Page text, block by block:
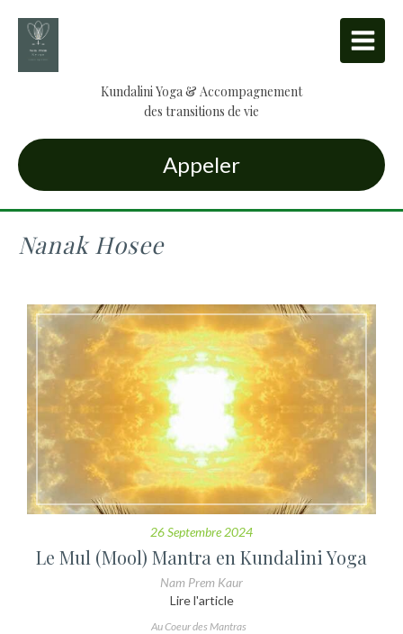
Kundalini Yoga & Accompagnement
des transitions de vie
Appeler
Nanak Hosee
26 Septembre 2024
Le Mul (Mool) Mantra en Kundalini Yoga
Nam Prem Kaur
Lire l'article
Au Coeur des Mantras